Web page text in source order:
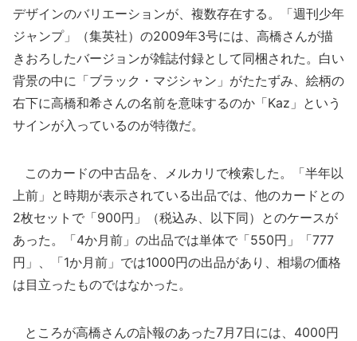
デザインのバリエーションが、複数存在する。「週刊少年
ジャンプ」（集英社）の2009年3号には、高橋さんが描
きおろしたバージョンが雑誌付録として同梱された。白い
背景の中に「ブラック・マジシャン」がたたずみ、絵柄の
右下に高橋和希さんの名前を意味するのか「Kaz」という
サインが入っているのが特徴だ。
このカードの中古品を、メルカリで検索した。「半年以
上前」と時期が表示されている出品では、他のカードとの
2枚セットで「900円」（税込み、以下同）とのケースが
あった。「4か月前」の出品では単体で「550円」「777
円」、「1か月前」では1000円の出品があり、相場の価格
は目立ったものではなかった。
ところが高橋さんの訃報のあった7月7日には、4000円